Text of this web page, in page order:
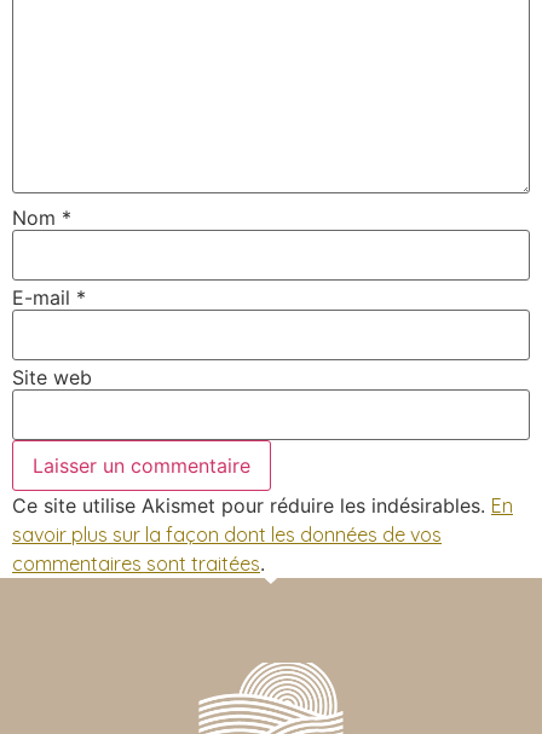
Nom *
E-mail *
Site web
Ce site utilise Akismet pour réduire les indésirables. En
savoir plus sur la façon dont les données de vos
commentaires sont traitées.